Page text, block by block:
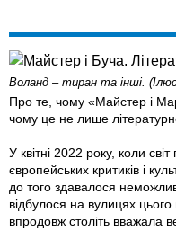
Воланд – тиран та інші.
Про те, чому «Майстер і
чому це не лише
У квітні 2022 року, коли
європейських критиків і
до того здавалося
відбулося на вулицях цього
впродовж століть вважала